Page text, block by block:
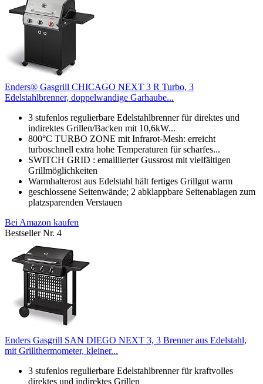
Enders® Gasgrill CHICAGO NEXT 3 R Turbo, 3
Edelstahlbrenner, doppelwandige Garhaube...
3 stufenlos regulierbare Edelstahlbrenner für direktes und
indirektes Grillen/Backen mit 10,6kW...
800°C TURBO ZONE mit Infrarot-Mesh: erreicht
turboschnell extra hohe Temperaturen für scharfes...
SWITCH GRID : emaillierter Gussrost mit vielfältigen
Grillmöglichkeiten
Warmhalterost aus Edelstahl hält fertiges Grillgut warm
geschlossene Seitenwände; 2 abklappbare Seitenablagen zum
platzsparenden Verstauen
Bei Amazon kaufen
Bestseller Nr. 4
Enders Gasgrill SAN DIEGO NEXT 3, 3 Brenner aus Edelstahl,
mit Grillthermometer, kleiner...
3 stufenlos regulierbare Edelstahlbrenner für kraftvolles
direktes und indirektes Grillen​